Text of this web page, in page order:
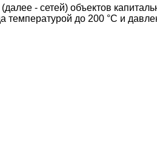
- сетей) объектов
температурой до 200 °С и